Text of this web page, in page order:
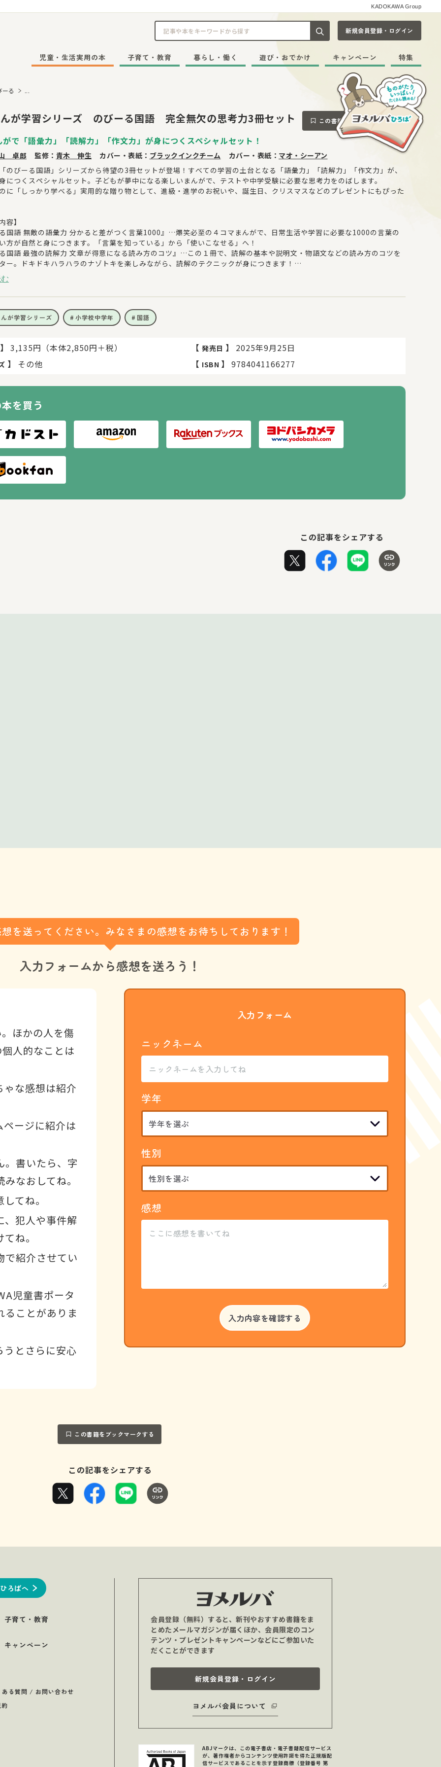
KADOKAWA Group
記事や本をキーワードから探す
新規会員登録・ログイン
児童・生活実用の本 子育て・教育 暮らし・働く 遊び・おでかけ キャンペーン 特集
ーる ...
が学習シリーズ のびーる国語 完全無欠の思考力3冊セット この書籍をブックマークする
で「語彙力」「読解力」「作文力」が身につくスペシャルセット！
卓郎 監修： 青木 伸生 カバー・表紙： ブラックインクチーム カバー・表紙： マオ・シーアン
のびーる国語」シリーズから待望の3冊セットが登場！すべての学習の土台となる「語彙力」「読解力」「作文力」が、
につくスペシャルセット。子どもが夢中になる楽しいまんがで、テストや中学受験に必要な思考力をのばします。
に「しっかり学べる」実用的な贈り物として、進級・進学のお祝いや、誕生日、クリスマスなどのプレゼントにもぴった
容】
国語 無敵の語彙力 分かると差がつく言葉1000』…爆笑必至の４コマまんがで、日常生活や学習に必要な1000の言葉の
方が自然と身につきます。「言葉を知っている」から「使いこなせる」へ！
国語 最強の読解力 文章が得意になる読み方のコツ』…この１冊で、読解の基本や説明文・物語文などの読み方のコツを
ー。ドキドキハラハラのナゾトキを楽しみながら、読解のテクニックが身につきます！
国語 究極の作文力 読書感想文・意見文・手紙他』…作文・読書感想文・記述問題などどんな文章もすらすら書けるテク
載の1冊。登場人物たちとさまざまな作文ミッションにチャレンジしながら「作文力」が極められます！
が学習シリーズ 小学校中学年 国語
】 3,135円（本体2,850円＋税） 【 発売日 】 2025年9月25日
】 その他 【 ISBN 】 9784041166277
を買う
この記事をシェアする
を送ってください。みなさまの感想をお待ちしております！
入力フォームから感想を送ろう！
ほかの人を傷
人的なことは
な感想は紹介
ージに紹介は
。書いたら、字
なおしてね。
てね。
、犯人や事件解
ね。
で紹介させてい
児童書ポータ
ることがありま
うとさらに安心
入力フォーム
ニックネーム
学年
性別
感想
この書籍をブックマークする
この記事をシェアする
ろばへ
子育て・教育
キャンペーン
ある質問 / お問い合わせ
会員登録（無料）すると、新刊やおすすめ書籍をま
とめたメールマガジンが届くほか、会員限定のコン
テンツ・プレゼントキャンペーンなどにご参加いた
だくことができます
新規会員登録・ログイン
ヨメルバ会員について
ABJマークは、この電子書店・電子書籍配信サービス
が、著作権者からコンテンツ使用許諾を得た正規版配
信サービスであることを示す登録商標（登録番号 第